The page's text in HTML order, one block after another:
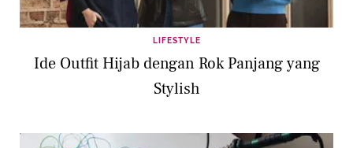
LIFESTYLE
Ide Outfit Hijab dengan Rok Panjang yang
Stylish